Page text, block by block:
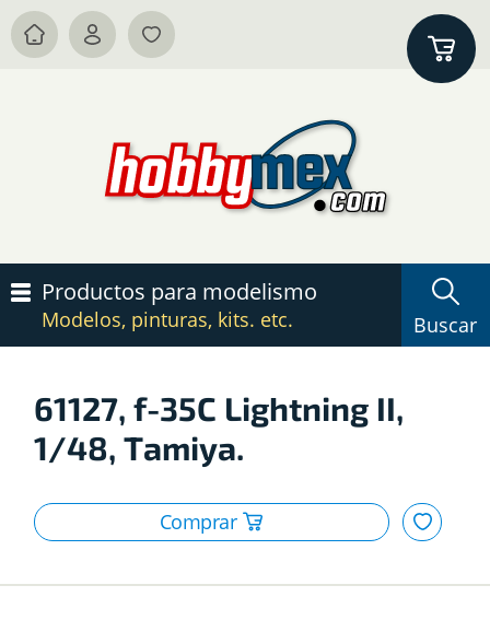
61127, f-35C Lightning II,
1/48, Tamiya.
Productos para modelismo
Modelos, pinturas, kits. etc. Buscar